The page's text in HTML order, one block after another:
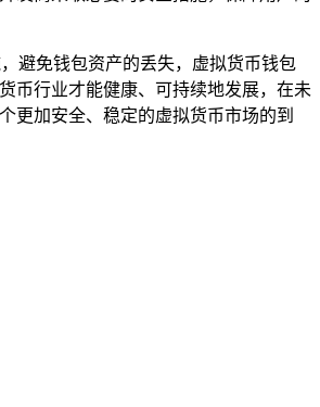
避免钱包资产的丢失，虚拟货币钱包
币行业才能健康、可持续地发展，在未
更加安全、稳定的虚拟货币市场的到